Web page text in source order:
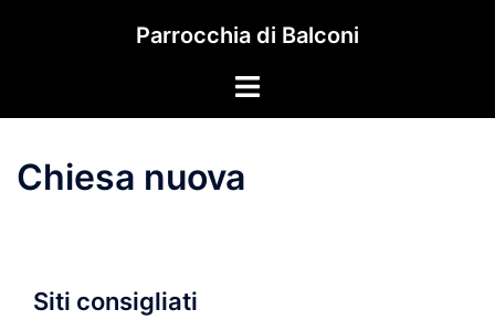
Parrocchia di Balconi
Mostra/Nascondi
Chiesa nuova
Siti consigliati